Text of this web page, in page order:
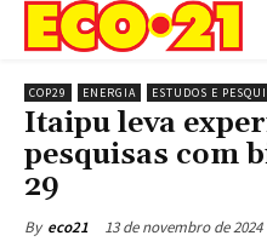
COP29 ENERGIA ESTUDOS E
Itaipu leva
pesquisas com
29
By eco21 13 de novembro de 2024